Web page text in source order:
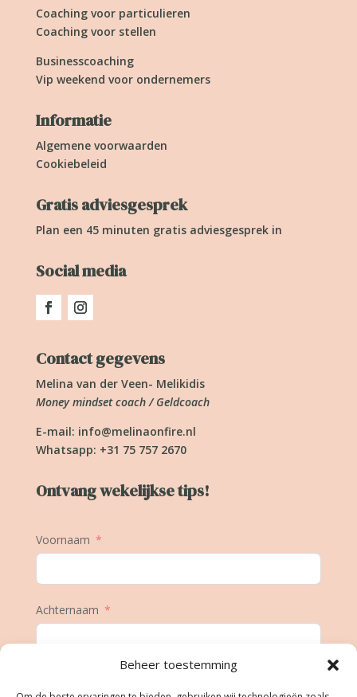
Beheer toestemming
Coaching voor particulieren
Coaching voor stellen
Businesscoaching
Vip weekend voor ondernemers
Informatie
Algemene voorwaarden
Cookiebeleid
Gratis adviesgesprek
Plan een 45 minuten gratis adviesgesprek in
Social media
Contact gegevens
Melina van der Veen- Melikidis
Money mindset coach / Geldcoach
E-mail: info@melinaonfire.nl
Whatsapp: +31 75 757 2670
Ontvang wekelijkse tips!
Voornaam
Achternaam